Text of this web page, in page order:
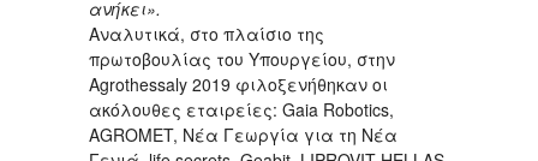
ανήκει».
Αναλυτικά, στο πλαίσιο της
πρωτοβουλίας του Υπουργείου, στην
Agrothessaly 2019 φιλοξενήθηκαν οι
ακόλουθες εταιρείες: Gaia Robotics,
AGROMET, Νέα Γεωργία για τη Νέα